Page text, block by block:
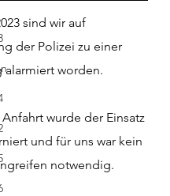
sind wir auf
der Polizei zu einer
alarmiert worden.
wurde der Einsatz
und für uns war kein
notwendig.